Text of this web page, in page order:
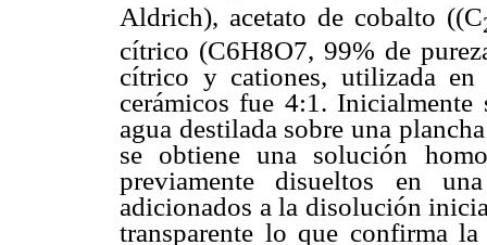
Aldrich), acetato de cobalto ((C
cítrico (C6H8O7, 99% de
cítrico y cationes, utilizada
cerámicos fue 4:1.
agua destilada sobre una
se obtiene una solución
previamente disueltos en
adicionados a la disolución
transparente lo que confirma